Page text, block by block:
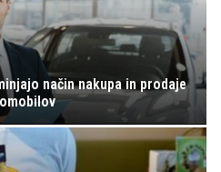
način nakupa in prodaje